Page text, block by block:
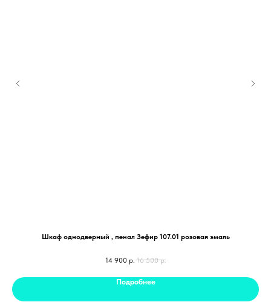
Шкаф однодверный , пенал Зефир 107.01 розовая эмаль
14 900 р. 16 500 р.
Подробнее